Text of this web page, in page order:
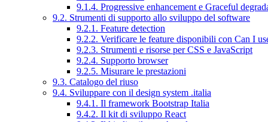
9.1.4. Progressive enhancement e Graceful
9.2. Strumenti di supporto allo sviluppo del software
9.2.1. Feature detection
9.2.2. Verificare le feature disponibili con Can I
9.2.3. Strumenti e risorse per CSS e JavaScript
9.2.4. Supporto browser
9.2.5. Misurare le prestazioni
9.3. Catalogo del riuso
9.4. Sviluppare con il design system .italia
9.4.1. Il framework Bootstrap Italia
9.4.2. Il kit di sviluppo React